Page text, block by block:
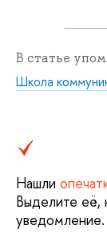
В статье
Школа
Нашли
Выделите её,
уведомление.